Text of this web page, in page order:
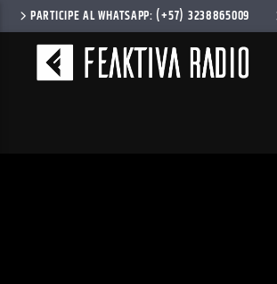
PARTICIPE AL WHATSAPP: (+57) 3238865009